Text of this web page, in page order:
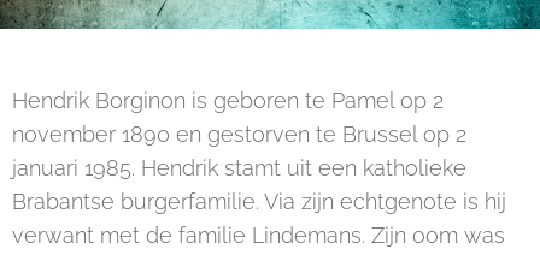
Hendrik Borginon is geboren te Pamel op 2
november 1890 en gestorven te Brussel op 2
januari 1985. Hendrik stamt uit een katholieke
Brabantse burgerfamilie. Via zijn echtgenote is hij
verwant met de familie Lindemans. Zijn oom was